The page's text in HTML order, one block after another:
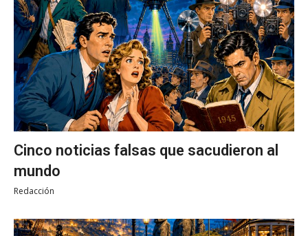
Cinco noticias falsas que sacudieron al
mundo
Redacción